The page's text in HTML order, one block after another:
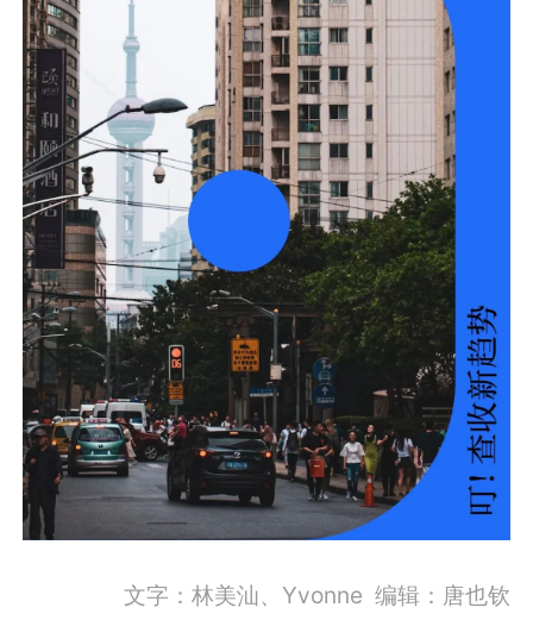
文字：林美汕、Yvonne 编辑：唐也钦